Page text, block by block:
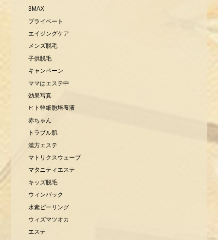
3MAX
プライベート
エイジングケア
メンズ脱毛
子供脱毛
キャンペーン
ママはエステ中
効果写真
ヒト幹細胞培養液
赤ちゃん
トラブル肌
漢方エステ
マトリクスウェーブ
マタニティエステ
キッズ脱毛
ウィンバック
水素ピーリング
ウィズマツオカ
エステ